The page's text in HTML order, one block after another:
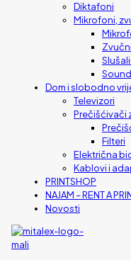
Diktafoni
Mikrofoni,
Dom i slobodno
Televizori
Prečišćivači
Filteri
Električna
Kablovi i
PRINTSHOP
NAJAM – RENT A
Novosti